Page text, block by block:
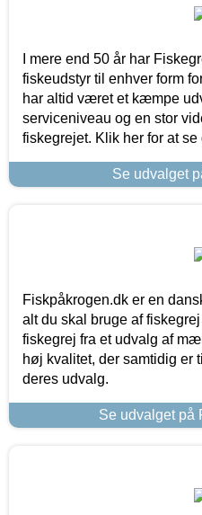
I mere end 50 år har
fiskeudstyr til enhver form
har altid været et kæmpe
serviceniveau og en stor
fiskegrejet. Klik her for at se
Se udvalget
Fiskpåkrogen.dk er en
alt du skal bruge af
fiskegrej fra et udvalg af
høj kvalitet, der samtidig er
deres udvalg.
Se udvalget på